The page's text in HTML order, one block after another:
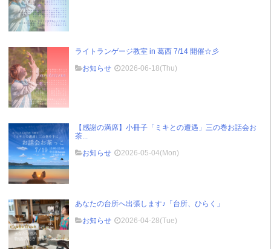
ライトランゲージ教室 in 葛西 7/14 開催☆彡
お知らせ
2026-06-18(Thu)
【感謝の満席】小冊子「ミキとの遭遇」三の巻お話会お
茶...
お知らせ
2026-05-04(Mon)
あなたの台所へ出張します♪「台所、ひらく」
お知らせ
2026-04-28(Tue)